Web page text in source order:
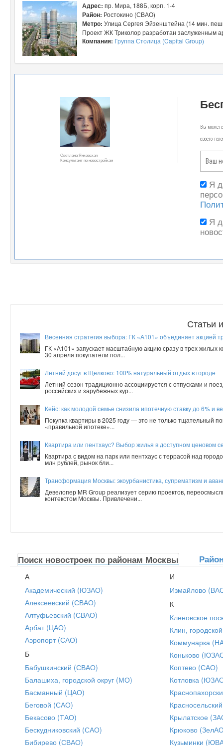
Адрес: пр. Мира, 188Б, корп. 1-4
Район: Ростокино (СВАО)
Метро: Улица Сергея Эйзенштейна (14 мин.
Проект ЖК Триколор разработан заслуженным
Компания: Группа Столица (Capital Group)
Светлана Янковская
Консультант по новостройкам
Вы
своего
Я
Я
Статьи
Весенняя стратегия выбора: ГК «А101» объединяет акцией
ГК «А101» запускает масштабную акцию сразу в трех
30 апреля покупатели пол...
Летний досуг в Щелково: 100% натуральный отдых в городе
Летний сезон традиционно ассоциируется с отпусками и
российских и зарубежных кур...
Кейс: как молодой семье снизила ипотечную ставку до 6% и
Покупка квартиры в 2025 году — это не только тщательный
«правильной ипотеке»...
Квартира или пентхаус? Выбор жилья в доступном ценовом
Квартира с видом на парк или пентхаус с террасой над
млн рублей, рынок бли...
Трансформация Москвы: экоурбанистика, супрематизм и
Девелопер MR Group реализует серию проектов,
контекстом Москвы. Привлечени...
Поиск новостроек по районам Москвы
А
Академический (ЮЗАО)
Алексеевский (СВАО)
Алтуфьевский (СВАО)
Арбат (ЦАО)
Аэропорт (САО)
Б
Бабушкинский (СВАО)
Балашиха, городской округ (МО)
Басманный (ЦАО)
Беговой (САО)
Бекасово (ТАО)
Бескудниковский (САО)
Бибирево (СВАО)
И
Измайлово
К
Кленовское
Клин,
Коммунарка
Коньково
Коптево (САО)
Котловка
Крылатское
Крюково
Кузьминки